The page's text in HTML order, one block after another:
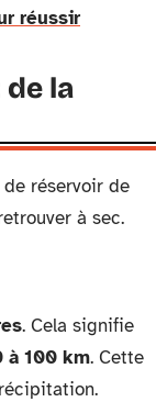
réussir
la
réservoir de
à sec.
. Cela signifie
à 100 km. Cette